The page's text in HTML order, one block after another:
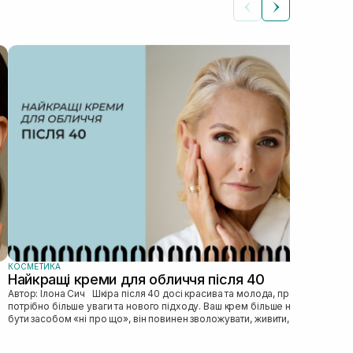
КОСМЕТИКА
Найкращі креми для обличчя після 40
Автор: Ілона Сич Шкіра після 40 досі красива та молода, просто їй
потрібно більше уваги та нового підходу. Ваш крем більше не може
бути засобом «ні про що», він повинен зволожувати, живити, покр...